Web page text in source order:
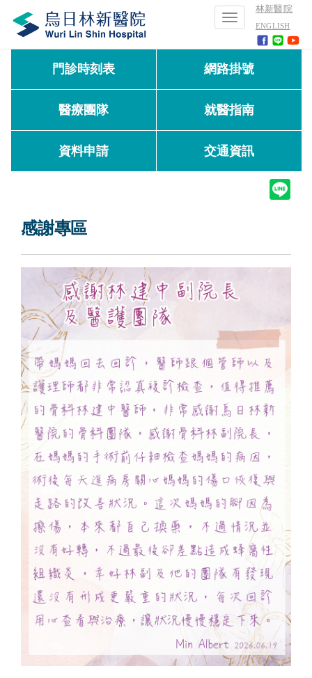
林新醫院
ENGLISH
Toggle
navigation
門診時刻表 網路掛號
醫療團隊 就醫指南
資料申請 交通資訊
感謝專區